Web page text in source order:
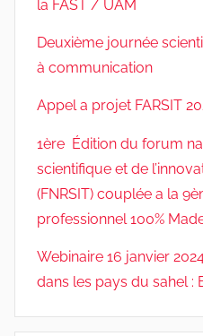
la FAST / UAM
Deuxième journée
à communication
Appel a projet FARSIT
1ère Édition du forum
scientifique et de
(FNRSIT) couplée a la
professionnel 100%
Webinaire 16 janvier
dans les pays du sahel :